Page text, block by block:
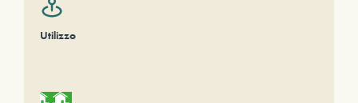
Utilizzo